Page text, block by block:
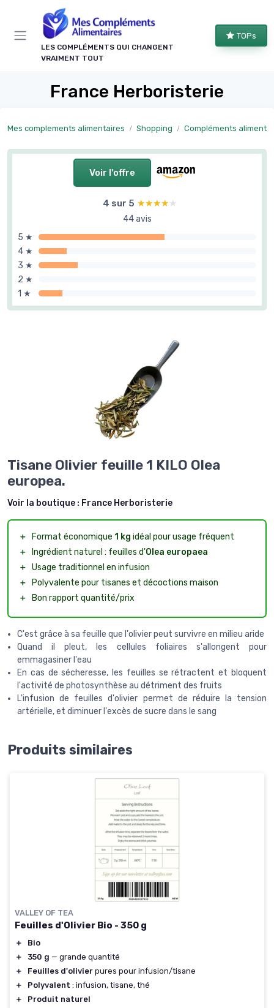
LES COMPLÉMENTS QUI CHANGENT
VRAIMENT TOUT
TOPs
France Herboristerie
Mes complements alimentaires Shopping Compléments alimentaires naturels et
Voir l'offre
4 sur 5 ★★★★★
★★★★★
44 avis
5 ★
4 ★
3 ★
2 ★
1 ★
Tisane Olivier feuille 1 KILO Olea
europea.
Voir la boutique : France Herboristerie
＋ Format économique 1 kg idéal pour usage fréquent
＋
Ingrédient naturel : feuilles d'Olea europaea
＋ Usage traditionnel en infusion
＋
Polyvalente pour tisanes et décoctions maison
＋
Bon rapport quantité/prix
C'est grâce à sa feuille que l'olivier peut survivre en milieu aride
Quand il pleut, les cellules foliaires s'allongent pour
emmagasiner l'eau
En cas de sécheresse, les feuilles se rétractent et bloquent
l'activité de photosynthèse au détriment des fruits
L'infusion de feuilles d'olivier permet de réduire la tension
artérielle, et diminuer l'excès de sucre dans le sang
Produits similaires
VALLEY OF TEA
Feuilles d'Olivier Bio - 350 g
＋
Bio
＋
350 g — grande quantité
＋
Feuilles d'olivier pures pour infusion/tisane
＋
Polyvalent : infusion, tisane, thé
＋
Produit naturel
Panneau de gestion des cookies